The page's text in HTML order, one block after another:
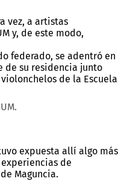
vez, a artistas
y, de este modo,
federado, se adentró en
de su residencia junto
de la Escuela
expuesta allí algo más
de
Maguncia.